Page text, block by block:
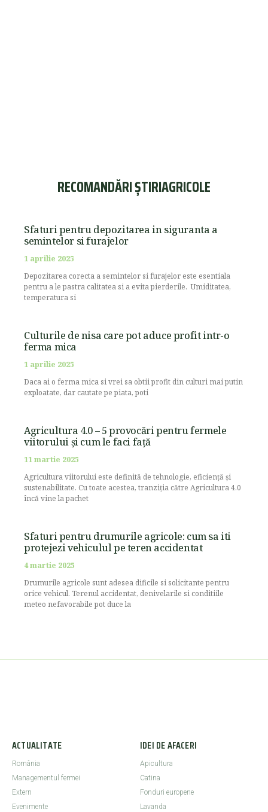
RECOMANDĂRI ȘTIRIAGRICOLE
Sfaturi pentru depozitarea in siguranta a
semintelor si furajelor
1 aprilie 2025
Depozitarea corecta a semintelor si furajelor este esentiala
pentru a le pastra calitatea si a evita pierderile. Umiditatea,
temperatura si
Culturile de nisa care pot aduce profit intr-o
ferma mica
1 aprilie 2025
Daca ai o ferma mica si vrei sa obtii profit din culturi mai putin
exploatate, dar cautate pe piata, poti
Agricultura 4.0 – 5 provocări pentru fermele
viitorului și cum le faci față
11 martie 2025
Agricultura viitorului este definită de tehnologie, eficiență și
sustenabilitate. Cu toate acestea, tranziția către Agricultura 4.0
încă vine la pachet
Sfaturi pentru drumurile agricole: cum sa iti
protejezi vehiculul pe teren accidentat
4 martie 2025
Drumurile agricole sunt adesea dificile si solicitante pentru
orice vehicul. Terenul accidentat, denivelarile si conditiile
meteo nefavorabile pot duce la
ACTUALITATE
România
Managementul fermei
Extern
Evenimente
IDEI DE AFACERI
Apicultura
Catina
Fonduri europene
Lavanda